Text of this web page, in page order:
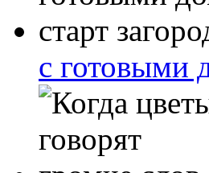
с готовыми